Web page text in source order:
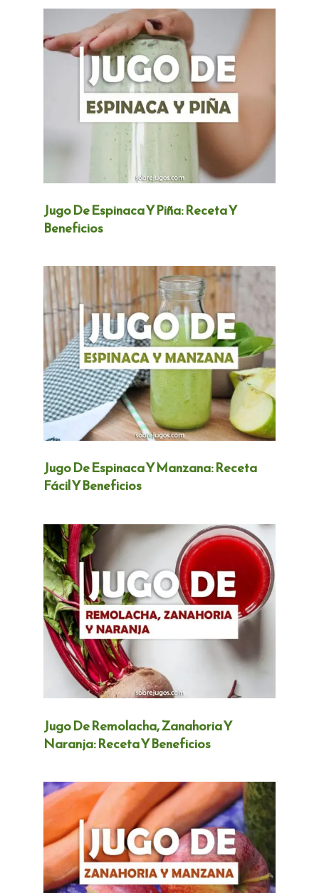
Jugo De Espinaca Y Piña: Receta Y
Beneficios
Jugo De Espinaca Y Manzana: Receta
Fácil Y Beneficios
Jugo De Remolacha, Zanahoria Y
Naranja: Receta Y Beneficios